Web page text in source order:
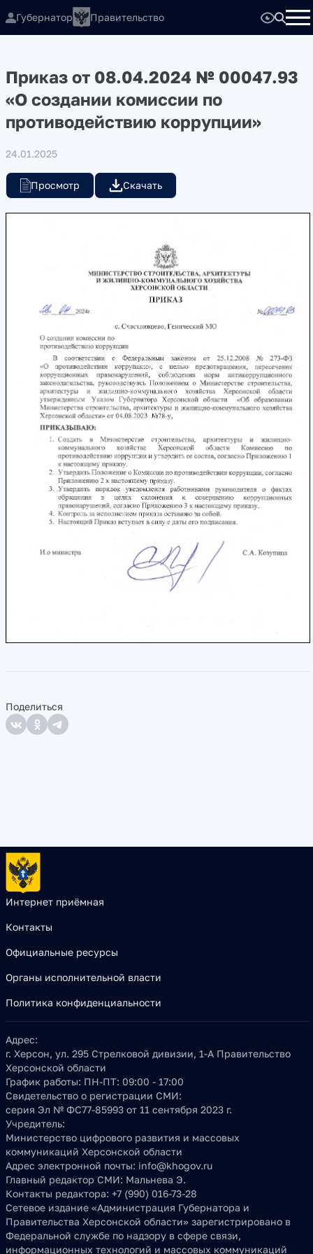
Губернатор Правительство
Приказ от 08.04.2024 № 00047.93
«О создании комиссии по
противодействию коррупции»
24.01.2025
Просмотр Скачать
Поделиться
Интернет приёмная
Контакты
Официальные ресурсы
Органы исполнительной власти
Политика конфиденциальности
Адрес:
г. Херсон, ул. 295 Стрелковой дивизии, 1-А Правительство
Херсонской области
График работы: ПН-ПТ: 09:00 - 17:00
Свидетельство о регистрации СМИ:
серия Эл № ФС77-85993 от 11 сентября 2023 г.
Учредитель:
Министерство цифрового развития и массовых
коммуникаций Херсонской области
Адрес электронной почты: info@khogov.ru
Главный редактор СМИ: Мальнева Э.
Контакты редактора: +7 (990) 016-73-28
Сетевое издание «Администрация Губернатора и
Правительства Херсонской области» зарегистрировано в
Федеральной службе по надзору в сфере связи,
информационных технологий и массовых коммуникаций